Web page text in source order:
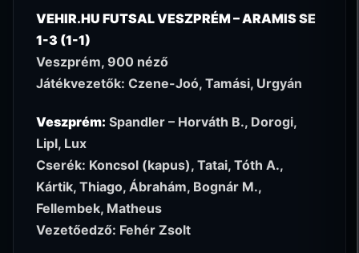
VEHIR.HU FUTSAL VESZPRÉM – ARAMIS SE
1-3 (1-1)
Veszprém, 900 néző
Játékvezetők: Czene-Joó, Tamási, Urgyán
Veszprém: Spandler – Horváth B., Dorogi,
Lipl, Lux
Cserék: Koncsol (kapus), Tatai, Tóth A.,
Kártik, Thiago, Ábrahám, Bognár M.,
Fellembek, Matheus
Vezetőedző: Fehér Zsolt